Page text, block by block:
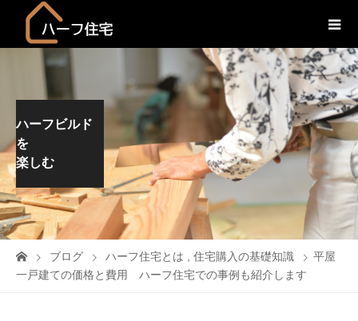
ハーフビルド
を
楽しむ
ブログ ハーフ住宅とは 住宅購入の基礎知識
平屋
一戸建ての価格と費用 ハーフ住宅での事例も紹介します